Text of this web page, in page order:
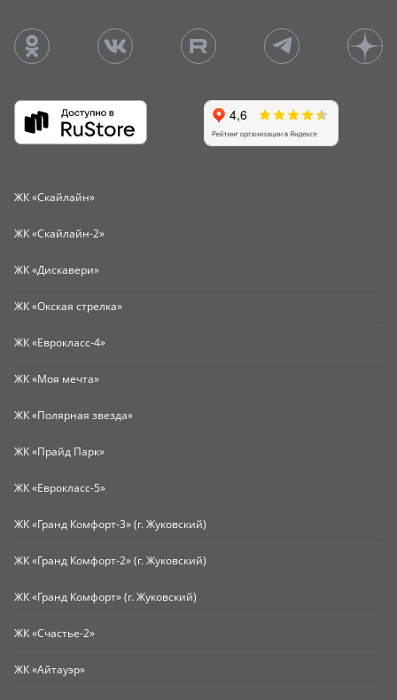
ЖК «Скайлайн»
ЖК «Скайлайн-2»
ЖК «Дискавери»
ЖК «Окская стрелка»
ЖК «Еврокласс-4»
ЖК «Моя мечта»
ЖК «Полярная звезда»
ЖК «Прайд Парк»
ЖК «Еврокласс-5»
ЖК «Гранд Комфорт-3» (г. Жуковский)
ЖК «Гранд Комфорт-2» (г. Жуковский)
ЖК «Гранд Комфорт» (г. Жуковский)
ЖК «Счастье-2»
ЖК «Айтауэр»